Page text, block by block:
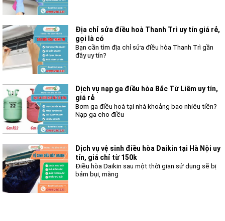
Địa chỉ sửa điều hoà Thanh Trì uy tín giá rẻ,
gọi là có
Bạn cần tìm địa chỉ sửa điều hòa Thanh Trì gần
đây uy tín?
Dịch vụ nạp ga điều hòa Bắc Từ Liêm uy tín,
giá rẻ
Bơm ga điều hoà tại nhà khoảng bao nhiêu tiền?
Nạp ga cho điều
Dịch vụ vệ sinh điều hòa Daikin tại Hà Nội uy
tín, giá chỉ từ 150k
Điều hòa Daikin sau một thời gian sử dụng sẽ bị
bám bụi, màng